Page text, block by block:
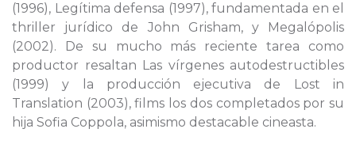
(1996), Legítima defensa (1997), fundamentada en el
thriller jurídico de John Grisham, y Megalópolis
(2002). De su mucho más reciente tarea como
productor resaltan Las vírgenes autodestructibles
(1999) y la producción ejecutiva de Lost in
Translation (2003), films los dos completados por su
hija Sofia Coppola, asimismo destacable cineasta.